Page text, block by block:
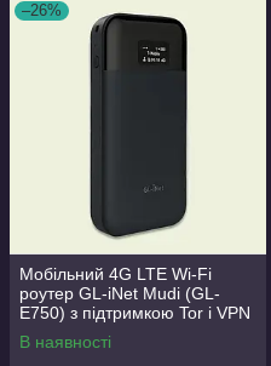
–26%
Мобільний 4G LTE Wi-Fi
роутер GL-iNet Mudi (GL-
E750) з підтримкою Tor і VPN
для мобільного інтернету
В наявності